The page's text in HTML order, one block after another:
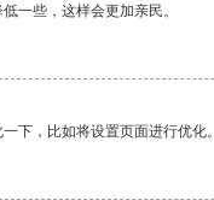
一些，这样会更加亲民。
下，比如将设置页面进行优化。